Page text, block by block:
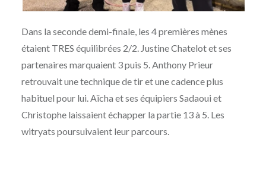
Dans la seconde demi-finale, les 4 premières mènes
étaient TRES équilibrées 2/2. Justine Chatelot et ses
partenaires marquaient 3 puis 5. Anthony Prieur
retrouvait une technique de tir et une cadence plus
habituel pour lui. Aïcha et ses équipiers Sadaoui et
Christophe laissaient échapper la partie 13 à 5. Les
witryats poursuivaient leur parcours.